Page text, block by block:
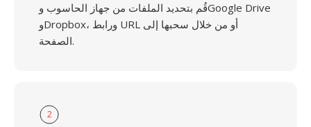
قُم بتحديد الملفات من جهاز الحاسوب وGoogle Drive
وDropbox، ورابط URL أو من خلال سحبها إلى
الصفحة.
2